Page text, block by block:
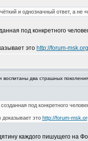
и однозначный ответ, а не
под конкретного
это http://forum-
два страшных поколения
под конкретного
это http://forum-
каждого пишущего на